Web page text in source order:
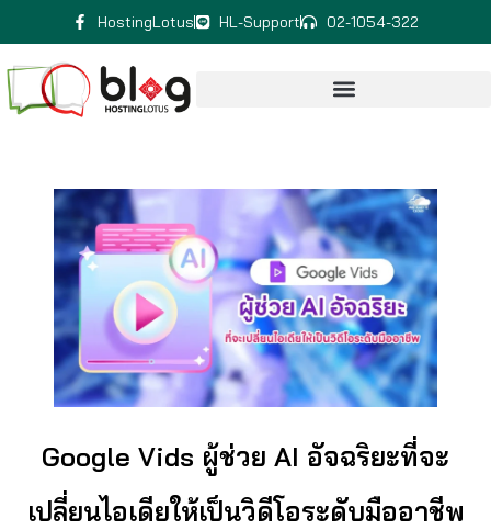
HostingLotus HL-Support 02-1054-322
Google Vids ผู้ช่วย AI อัจฉริยะที่จะ
เปลี่ยนไอเดียให้เป็นวิดีโอระดับมืออาชีพ